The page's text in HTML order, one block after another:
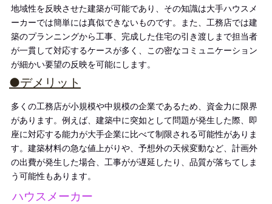
地域性を反映させた建築が可能であり、その知識は大手ハウスメ
ーカーでは簡単には真似できないものです。
また、工務店では建
築のプランニングから工事、完成した住宅の引き渡しまで担当者
が一貫して対応するケースが多く、この密なコミュニケーション
が細かい要望の反映を可能にします。
●デメリット
多くの工務店が小規模や中規模の企業であるため、資金力に限界
があります。例えば、建築中に突如として問題が発生した際、即
座に対応する能力が大手企業に比べて制限される可能性がありま
す。建築材料の急な値上がりや、予想外の天候変動など、計画外
の出費が発生した場合、工事がが遅延したり、品質が落ちてしま
う可能性もあります。
ハウスメーカー